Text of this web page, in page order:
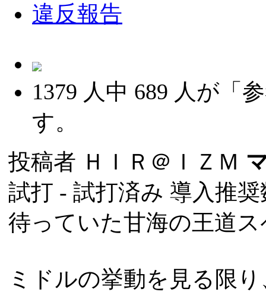
違反報告
1379 人中 689 人が「
す。
投稿者 ＨＩＲ＠ＩＺＭ
試打 - 試打済み 導入推
待っていた甘海の王道
ミドルの挙動を見る限